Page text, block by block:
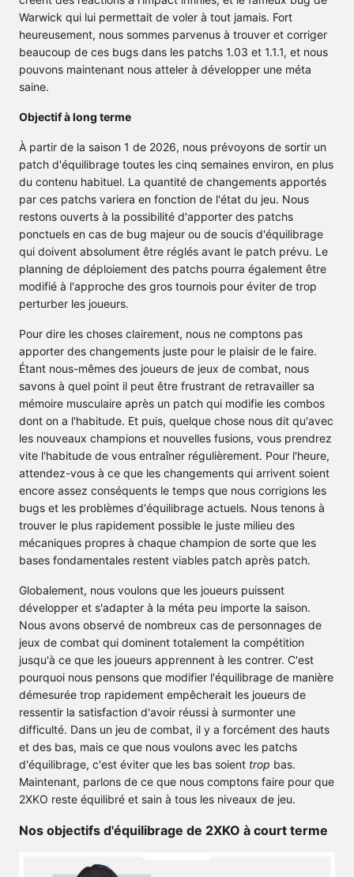
Warwick qui lui permettait de voler à tout jamais. Fort
heureusement, nous sommes parvenus à trouver et corriger
beaucoup de ces bugs dans les patchs 1.03 et 1.1.1, et nous
pouvons maintenant nous atteler à développer une méta
saine.
Objectif à long terme
À partir de la saison 1 de 2026, nous prévoyons de sortir un
patch d'équilibrage toutes les cinq semaines environ, en plus
du contenu habituel. La quantité de changements apportés
par ces patchs variera en fonction de l'état du jeu. Nous
restons ouverts à la possibilité d'apporter des patchs
ponctuels en cas de bug majeur ou de soucis d'équilibrage
qui doivent absolument être réglés avant le patch prévu. Le
planning de déploiement des patchs pourra également être
modifié à l'approche des gros tournois pour éviter de trop
perturber les joueurs.
Pour dire les choses clairement, nous ne comptons pas
apporter des changements juste pour le plaisir de le faire.
Étant nous-mêmes des joueurs de jeux de combat, nous
savons à quel point il peut être frustrant de retravailler sa
mémoire musculaire après un patch qui modifie les combos
dont on a l'habitude. Et puis, quelque chose nous dit qu'avec
les nouveaux champions et nouvelles fusions, vous prendrez
vite l'habitude de vous entraîner régulièrement. Pour l'heure,
attendez-vous à ce que les changements qui arrivent soient
encore assez conséquents le temps que nous corrigions les
bugs et les problèmes d'équilibrage actuels. Nous tenons à
trouver le plus rapidement possible le juste milieu des
mécaniques propres à chaque champion de sorte que les
bases fondamentales restent viables patch après patch.
Globalement, nous voulons que les joueurs puissent
développer et s'adapter à la méta peu importe la saison.
Nous avons observé de nombreux cas de personnages de
jeux de combat qui dominent totalement la compétition
jusqu'à ce que les joueurs apprennent à les contrer. C'est
pourquoi nous pensons que modifier l'équilibrage de manière
démesurée trop rapidement empêcherait les joueurs de
ressentir la satisfaction d'avoir réussi à surmonter une
difficulté. Dans un jeu de combat, il y a forcément des hauts
et des bas, mais ce que nous voulons avec les patchs
d'équilibrage, c'est éviter que les bas soient trop bas.
Maintenant, parlons de ce que nous comptons faire pour que
2XKO reste équilibré et sain à tous les niveaux de jeu.
Nos objectifs d'équilibrage de 2XKO à court terme